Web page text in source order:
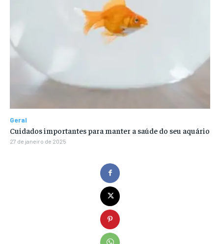
Geral
Cuidados importantes para manter a saúde do seu aquário
27 de janeiro de 2025